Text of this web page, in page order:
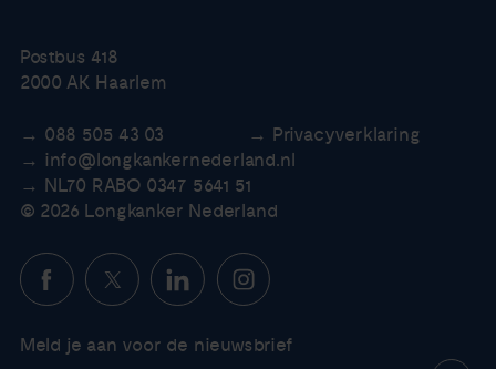
Postbus 418
2000 AK Haarlem
088 505 43 03
Privacyverklaring
info@longkankernederland.nl
NL70 RABO 0347 5641 51
© 2026 Longkanker Nederland
Meld je aan voor de nieuwsbrief